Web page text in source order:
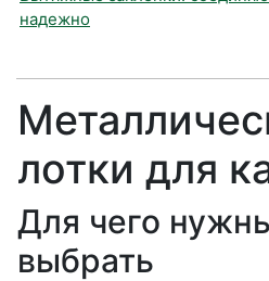
надежно
лотки для
Для чего
выбрать